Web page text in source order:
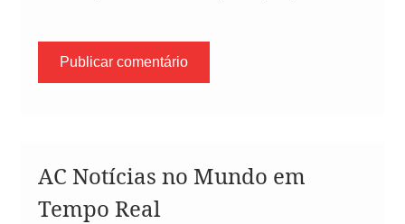
AC Notícias no Mundo em
Tempo Real